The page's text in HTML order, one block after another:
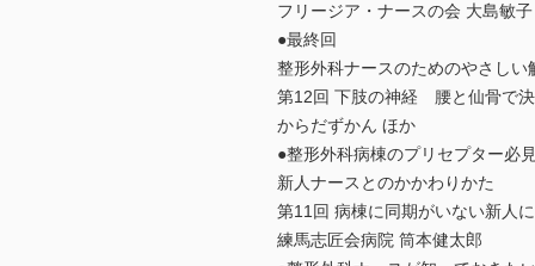
フリージア・ナースの会 大島敏子
●最終回
整形外科ナースのためのやさしい
第12回 下肢の神経 腰と仙骨で
からだずかん ほか
●整形外科病棟のプリセプター必
新人ナースとのかかわりかた
第11回 病棟に同期がいない新人
練馬志匠会病院 筒本健太郎